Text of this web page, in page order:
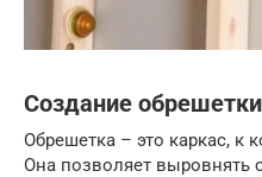
Создание обрешетки
Обрешетка – это каркас, к
Она позволяет выровнять